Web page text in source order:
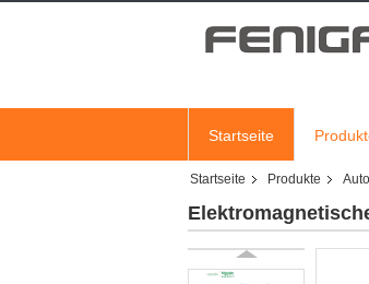
Startseite
Startseite Produkte